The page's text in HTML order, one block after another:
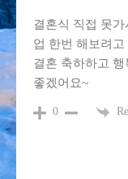
결혼식 직접 못
업 한번 해보려
결혼 축하하고
좋겠어요~
0